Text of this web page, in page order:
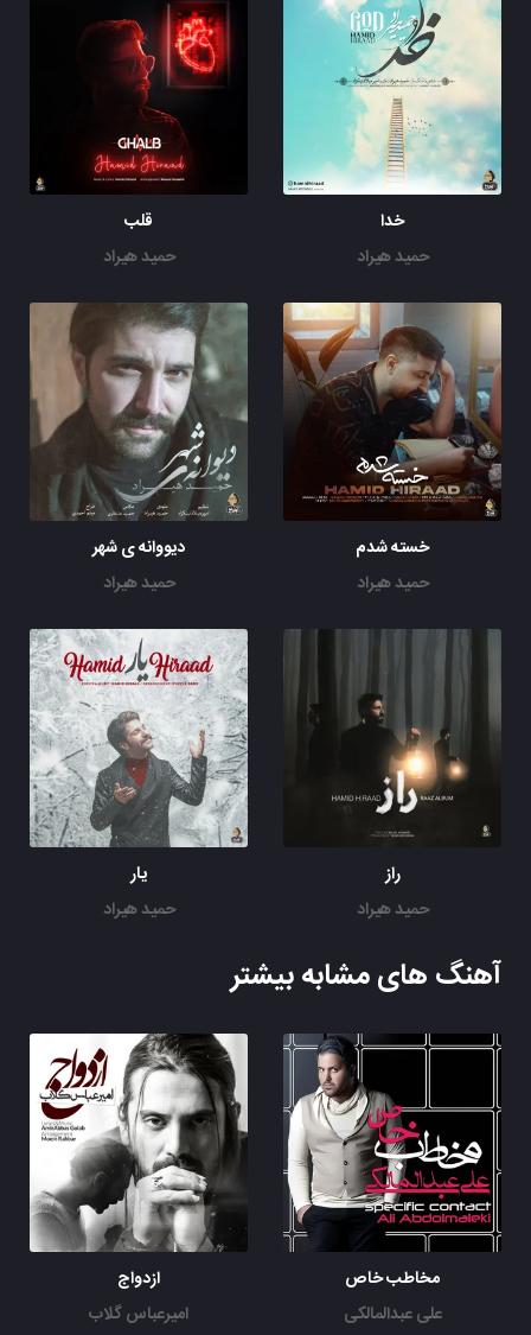
خدا
حمید هیراد
قلب
حمید هیراد
خسته شدم
حمید هیراد
دیووانه ی شهر
حمید هیراد
راز
حمید هیراد
یار
حمید هیراد
آهنگ های مشابه بیشتر
مخاطب خاص
علی عبدالمالکی
ازدواج
امیرعباس گلاب